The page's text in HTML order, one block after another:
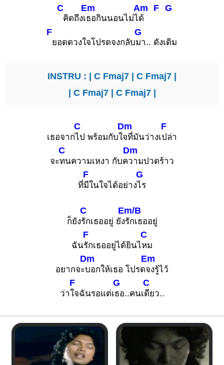
C
คิดถึงเ
Em
ธอกินนอนไม่ไ
Am
ด้
F G
F
ยอดดวงใจโปรดจงกลับ
G
มา.. ดังเดิม
INSTRU : | C Fmaj7 | C Fmaj7 |
| C Fmaj7| C Fmaj7|
เธอจาก
C
ไป พร้อมกับใ
Dm
จที่มันว่างเ
F
ปล่า
จะ
C
ทนความเหงา กับค
Dm
วามปวดร้าว
ที่
F
มีในใจได้อย่าง
G
ไร
ก็ยัง
C
รักเธออยู่ ยัง
Em/B
รักเธออยู่
ฉัน
F
รักเธออยู่ได้ยินไ
C
หม
อยากจะ
Dm
บอกให้เธอ โปรด
Em
จงรู้ไว้
ว่า
F
ใจฉันรอแต่เ
G
ธอ..คนเ
C
ดียว..